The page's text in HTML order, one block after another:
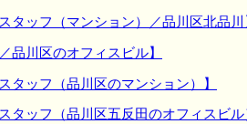
タッフ（マンション）／品川区北品川
川区のオフィスビル】
ッフ（品川区のマンション）】
タッフ（品川区五反田のオフィスビル